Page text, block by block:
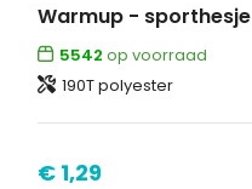
Warmup - sporthesje
5542 op voorraad
190T polyester
€ 1,29